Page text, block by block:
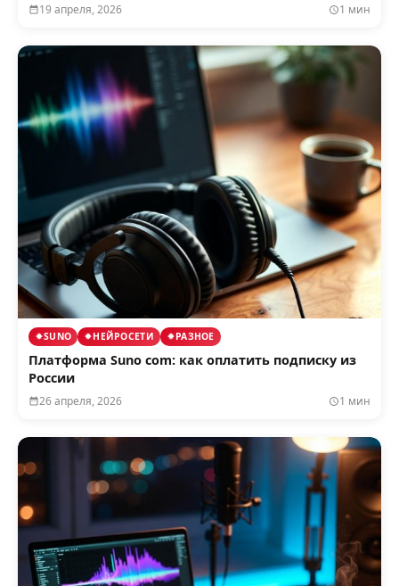
19 апреля, 2026 1 мин
SUNO НЕЙРОСЕТИ РАЗНОЕ
Платформа Suno com: как оплатить подписку из
России
26 апреля, 2026 1 мин